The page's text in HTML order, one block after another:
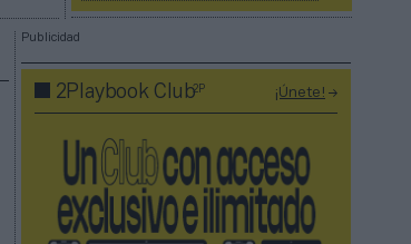
Publicidad
2Playbook Club2P ¡Únete!